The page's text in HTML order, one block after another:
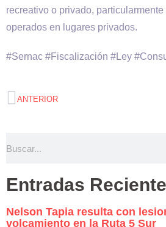
recreativo o privado,
operados en lugares privados.
#Sernac #Fiscalización #Ley
ANTERIOR
Entradas
Nelson Tapia resulta con
volcamiento en la Ruta 5 Sur